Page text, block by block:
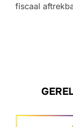
fiscaal